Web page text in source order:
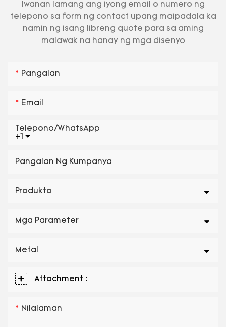
Iwanan lamang ang iyong email o numero ng
telepono sa form ng contact upang maipadala ka
namin ng isang libreng quote para sa aming
malawak na hanay ng mga disenyo
Pangalan
Email
+1
Telepono/WhatsApp
Pangalan Ng Kumpanya
Produkto
Mga Parameter
Metal
Attachment :
Nilalaman